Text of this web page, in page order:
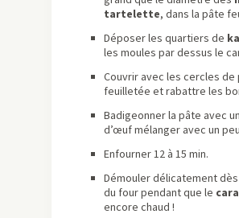
tartelette, dans la pâte
Déposer les quartiers de
les moules par dessus le
Couvrir avec les cercles de
feuilletée et rabattre les
Badigeonner la pâte avec
d’œuf mélanger avec un
Enfourner 12 à 15 min.
Démouler délicatement
du four pendant que le
encore chaud !